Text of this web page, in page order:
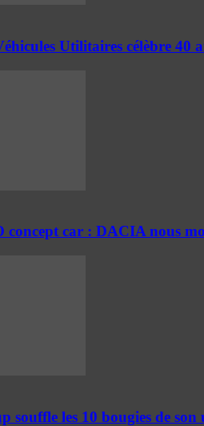
Utilitaires célèbre
car : DACIA nous
souffle les 10 bougies de son